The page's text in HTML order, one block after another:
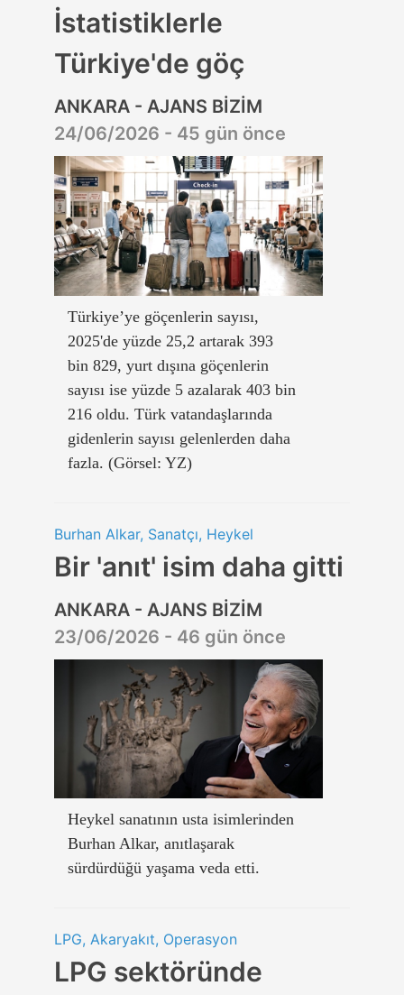
İstatistiklerle
Türkiye'de göç
ANKARA - AJANS BİZİM
24/06/2026 - 45 gün önce
Türkiye’ye göçenlerin sayısı,
2025'de yüzde 25,2 artarak 393
bin 829, yurt dışına göçenlerin
sayısı ise yüzde 5 azalarak 403 bin
216 oldu. Türk vatandaşlarında
gidenlerin sayısı gelenlerden daha
fazla. (Görsel: YZ)
Burhan Alkar, Sanatçı, Heykel
Bir 'anıt' isim daha gitti
ANKARA - AJANS BİZİM
23/06/2026 - 46 gün önce
Heykel sanatının usta isimlerinden
Burhan Alkar, anıtlaşarak
sürdürdüğü yaşama veda etti.
LPG, Akaryakıt, Operasyon
LPG sektöründe